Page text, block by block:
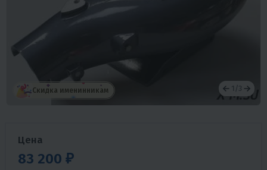
Скидка именинникам /
Цена
83 200 ₽